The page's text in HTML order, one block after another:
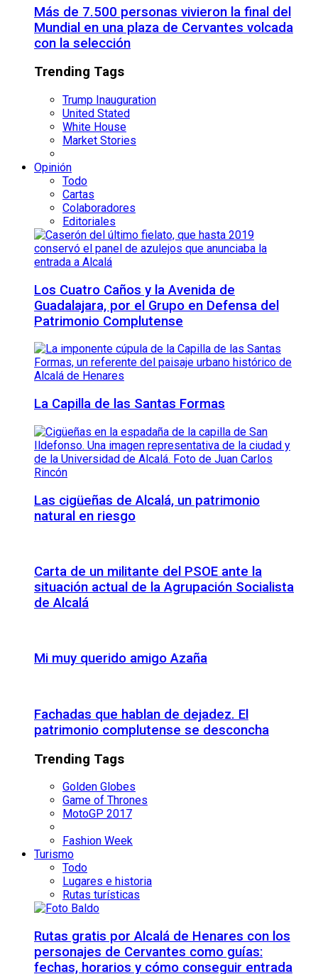
Más de 7.500 personas vivieron la final del
Mundial en una plaza de Cervantes volcada
con la selección
Trending Tags
Trump Inauguration
United Stated
White House
Market Stories
Opinión
Todo
Cartas
Colaboradores
Editoriales
Los Cuatro Caños y la Avenida de
Guadalajara, por el Grupo en Defensa del
Patrimonio Complutense
La Capilla de las Santas Formas
Las cigüeñas de Alcalá, un patrimonio
natural en riesgo
Carta de un militante del PSOE ante la
situación actual de la Agrupación Socialista
de Alcalá
Mi muy querido amigo Azaña
Fachadas que hablan de dejadez. El
patrimonio complutense se desconcha
Trending Tags
Golden Globes
Game of Thrones
MotoGP 2017
Fashion Week
Turismo
Todo
Lugares e historia
Rutas turísticas
Rutas gratis por Alcalá de Henares con los
personajes de Cervantes como guías:
fechas, horarios y cómo conseguir entrada